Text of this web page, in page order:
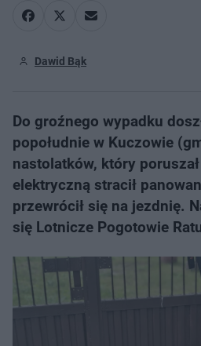
Dawid Bąk
Do groźnego wypadku
popołudnie w Kuczowie
nastolatków, który
elektryczną stracił
przewrócił się na jezdnię.
się Lotnicze Pogotowie